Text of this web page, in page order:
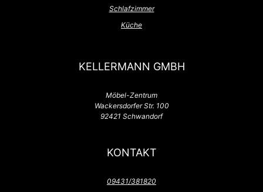
Schlafzimmer
Küche
KELLERMANN GMBH
Möbel-Zentrum
Wackersdorfer Str. 100
92421 Schwandorf
KONTAKT
09431/381820